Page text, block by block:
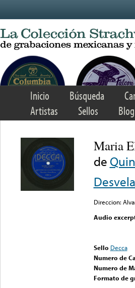
Inicio Búsqueda
Artistas
Sellos Blog
Maria
de
Direccion:
Audio
Sello Decca
Numero de
Numero de
Formato de